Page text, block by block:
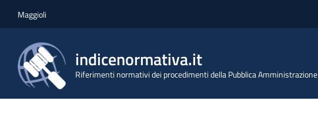
Maggioli
indicenormativa.it
Riferimenti normativi dei procedimenti della Pubblica Amministrazione